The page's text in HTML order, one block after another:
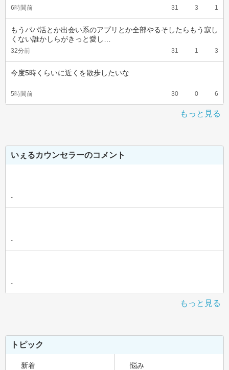
6時間前 31 3 1
もうパパ活とか出会い系のアプリとか全部やるそしたらもう寂し
くない誰かしらがきっと愛し…
32分前 31 1 3
今度5時くらいに近くを散歩したいな
5時間前 30 0 6
もっと見る
いぇるカウンセラーのコメント
-
-
-
もっと見る
トピック
新着 悩み